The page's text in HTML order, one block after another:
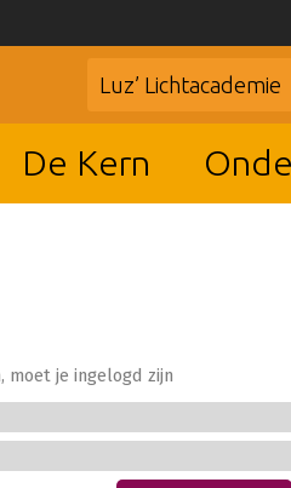
Luz’ Lichtacademie
De Kern
moet je ingelogd zijn